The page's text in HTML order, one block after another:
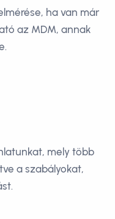
ha van már
az MDM, annak
mely több
a szabályokat,